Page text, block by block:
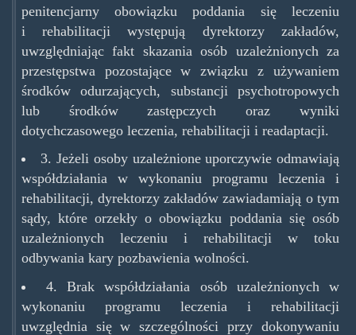
penitencjarny obowiązku poddania się leczeniu
i rehabilitacji występują dyrektorzy zakładów,
uwzględniając fakt skazania osób uzależnionych za
przestępstwa pozostające w związku z używaniem
środków odurzających, substancji psychotropowych
lub środków zastępczych oraz wyniki
dotychczasowego leczenia, rehabilitacji i readaptacji.
3. Jeżeli osoby uzależnione uporczywie odmawiają
współdziałania w wykonaniu programu leczenia i
rehabilitacji, dyrektorzy zakładów zawiadamiają o tym
sądy, które orzekły o obowiązku poddania się osób
uzależnionych leczeniu i rehabilitacji w toku
odbywania kary pozbawienia wolności.
4. Brak współdziałania osób uzależnionych w
wykonaniu programu leczenia i rehabilitacji
uwzględnia się w szczególności przy dokonywaniu